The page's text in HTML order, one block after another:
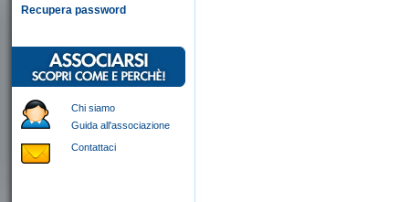
Recupera password
Chi siamo
Guida all'associazione
Contattaci